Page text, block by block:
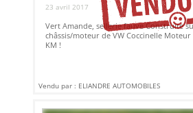
23 avril 2017
Vert Amande, sellerie fauve Construite
châssis/moteur de VW Coccinelle Moteur
KM !
Vendu par : ELIANDRE AUTOMOBILES